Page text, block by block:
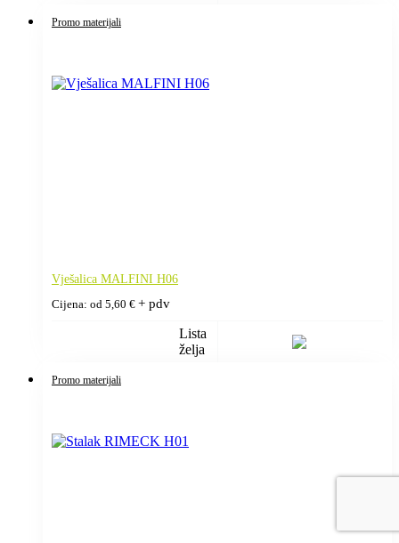
Promo materijali
Vješalica MALFINI H06
Cijena: od 5,60 € + pdv
Lista
želja
Promo materijali